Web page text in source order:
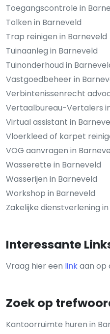
Toegangscontrole in
Tolken in Barneveld
Trap reinigen in Barneveld
Tuinaanleg in Barneveld
Tuinonderhoud in
Vastgoedbeheer in
Verbintenissenrecht
Vertaalbureau-Vertalers
Virtual assistant in
Vloerkleed of karpet
VOG aanvragen in
Wasserette in Barneveld
Wasserijen in Barneveld
Workshop in Barneveld
Zakelijke dienstverlening
Interessante
Vraag hier een linkaan op
Zoek op
Kantoorruimte huren in